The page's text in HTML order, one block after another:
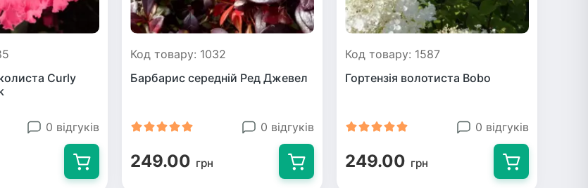
Сurly
0 відгуків
Код товару: 1032
Барбарис середній Ред Джевел
0 відгуків
249.00 грн
Код товару: 1587
Гортензія волотиста Bobo
0 відгуків
249.00 грн